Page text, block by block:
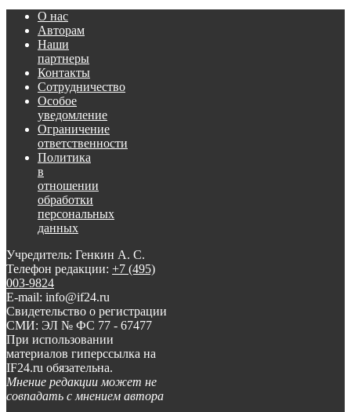
О нас
Авторам
Наши
партнеры
Контакты
Сотрудничество
Особое
уведомление
Ограничение
ответственности
Политика
в
отношении
обработки
персональных
данных
Учредитель: Генкин А. С.
Телефон редакции: +7 (495)
003-9824
E-mail: info@if24.ru
Свидетельство о регистрации
СМИ: ЭЛ № ФС 77 - 67477
При использовании
материалов гиперссылка на
IF24.ru обязательна.
Мнение редакции может не
совпадать с мнением автора